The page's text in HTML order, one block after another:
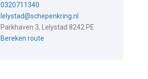
0320711340
lelystad@schepenkring.nl
Parkhaven 3, Lelystad 8242 PE
Bereken route